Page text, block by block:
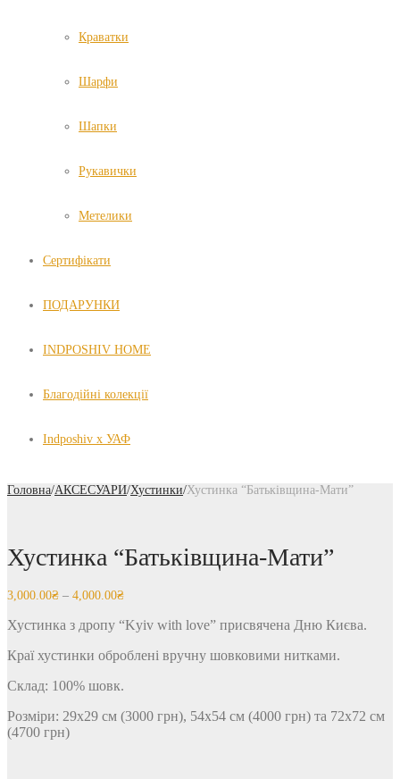
Краватки
Шарфи
Шапки
Рукавички
Метелики
Сертифікати
ПОДАРУНКИ
INDPOSHIV HOME
Благодійні колекції
Indposhiv x УАФ
Головна/АКСЕСУАРИ/Хустинки/Хустинка “Батьківщина-Мати”
Хустинка “Батьківщина-Мати”
3,000.00₴ – 4,000.00₴
Хустинка з дропу “Kyiv with love” присвячена Дню Києва.
Краї хустинки оброблені вручну шовковими нитками.
Склад: 100% шовк.
Розміри: 29х29 см (3000 грн), 54х54 см (4000 грн) та 72х72 см
(4700 грн)